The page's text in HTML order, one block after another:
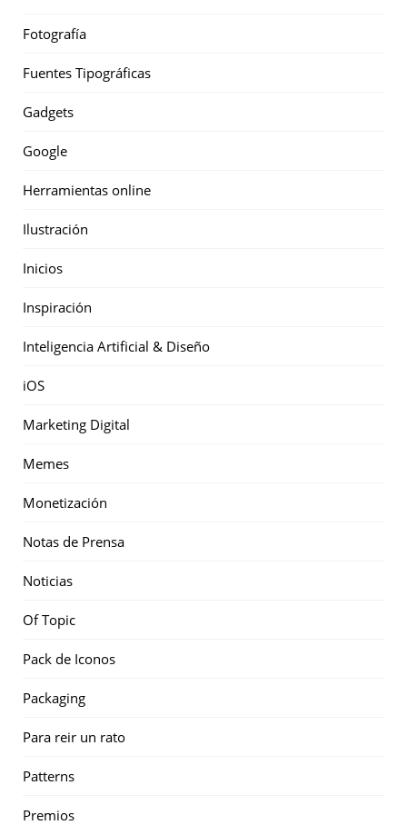
Fotografía
Fuentes Tipográficas
Gadgets
Google
Herramientas online
Ilustración
Inicios
Inspiración
Inteligencia Artificial & Diseño
iOS
Marketing Digital
Memes
Monetización
Notas de Prensa
Noticias
Of Topic
Pack de Iconos
Packaging
Para reir un rato
Patterns
Premios